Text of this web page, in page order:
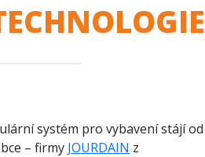
systém pro vybavení stájí od
– firmy JOURDAIN z